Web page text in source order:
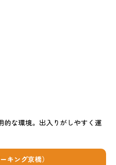
な環境。出入りがしやすく運
キング京橋）